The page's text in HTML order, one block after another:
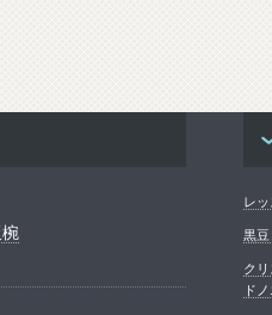
レ
黒豆
ク
ド